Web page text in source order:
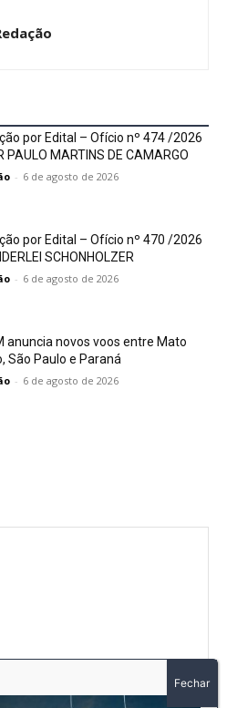
por Edital – Ofício nº 474 /2026
PAULO MARTINS DE CAMARGO
- 6 de agosto de 2026
por Edital – Ofício nº 470 /2026
SCHONHOLZER
- 6 de agosto de 2026
anuncia novos voos entre Mato
São Paulo e Paraná
- 6 de agosto de 2026